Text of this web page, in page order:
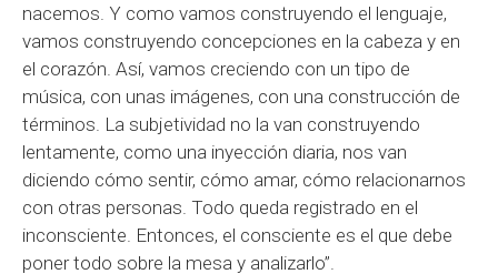
nacemos. Y como vamos construyendo el lenguaje,
vamos construyendo concepciones en la cabeza y en
el corazón. Así, vamos creciendo con un tipo de
música, con unas imágenes, con una construcción de
términos. La subjetividad no la van construyendo
lentamente, como una inyección diaria, nos van
diciendo cómo sentir, cómo amar, cómo relacionarnos
con otras personas. Todo queda registrado en el
inconsciente. Entonces, el consciente es el que debe
poner todo sobre la mesa y analizarlo”.